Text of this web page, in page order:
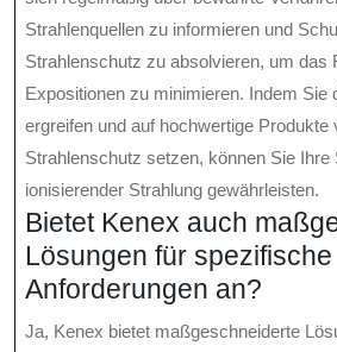
Strahlenquellen zu informieren und
Strahlenschutz zu absolvieren, um das
Expositionen zu minimieren. Indem Sie
ergreifen und auf hochwertige Produkte
Strahlenschutz setzen, können Sie Ihre
ionisierender Strahlung gewährleisten.
Bietet Kenex auch
Lösungen für spezifische
Anforderungen an?
Ja, Kenex bietet maßgeschneiderte